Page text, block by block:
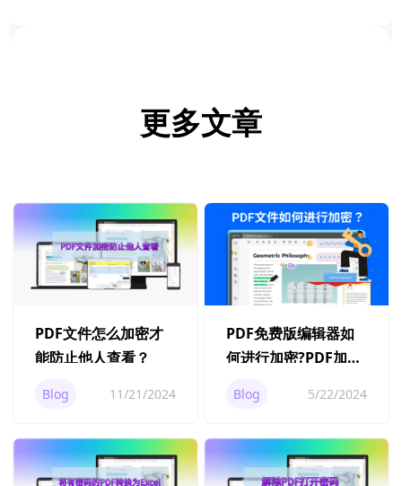
更多文章
PDF文件怎么加密才
能防止他人查看？
Blog 11/21/2024
PDF免费版编辑器如
何进行加密?PDF加密
Blog 5/22/2024